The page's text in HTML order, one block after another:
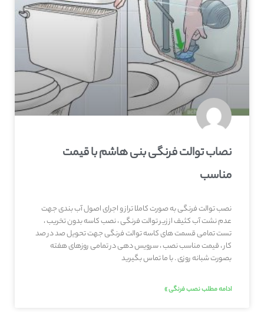
نصاب توالت فرنگی بنی هاشم با قیمت
مناسب
نصب توالت فرنگی به صورت کاملا تراز و اجرای اصول آب بندی جهت
عدم نشت آب کثیف از زیر توالت فرنگی ، نصب کاسه بدون تخریب ،
تست تمامی قسمت های کاسه توالت فرنگی جهت تحویل صد در صد
کار ، قیمت مناسب نصب ، سرویس دهی در تمامی روزهای هفته
بصورت شبانه روزی . با ما تماس بگیرید
ادامه مطلب نصب فرنگی »